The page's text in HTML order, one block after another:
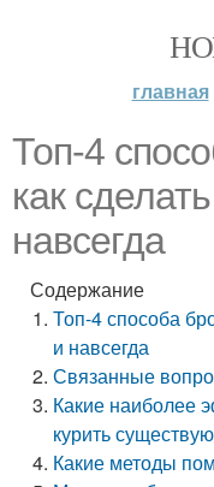
главная
Топ-4
как
навсегда
Содержание
Топ-4 способа
и навсегда
Связанные
Какие наиболее
курить
Какие методы